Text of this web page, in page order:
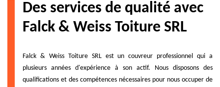
Des services de qualité avec
Falck & Weiss Toiture SRL
Falck & Weiss Toiture SRL est un couvreur professionnel qui a
plusieurs années d'expérience à son actif. Nous disposons des
qualifications et des compétences nécessaires pour nous occuper de